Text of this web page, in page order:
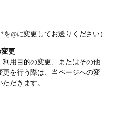
を@に変更してお送りください）
更
用目的の変更、またはその他
を行う際は、当ページへの変
だきます。